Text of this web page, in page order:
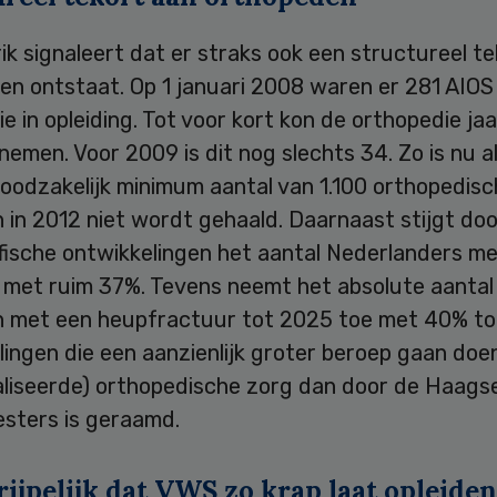
signaleert dat er straks ook een structureel
ontstaat. Op 1 januari 2008 waren er 281
in opleiding. Tot voor kort kon de orthopedie
Voor 2009 is dit nog slechts 34. Zo is nu
minimum aantal van 1.100
in 2012 niet wordt gehaald. Daarnaast stijgt
ontwikkelingen het aantal Nederlanders
ruim 37%. Tevens neemt het absolute aantal
met een heupfractuur tot 2025 toe met 40%
die een aanzienlijk groter beroep gaan
orthopedische zorg dan door de
is geraamd.